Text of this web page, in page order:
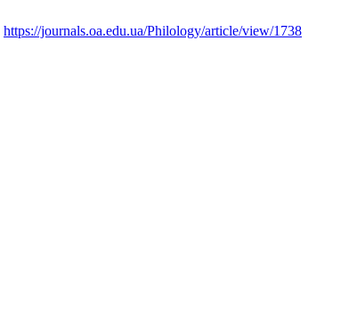
https://journals.oa.edu.ua/Philology/article/view/1738